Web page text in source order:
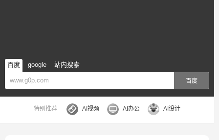
百度 google 站内搜索
百度
特别推荐 AI视频 AI办公 AI设计